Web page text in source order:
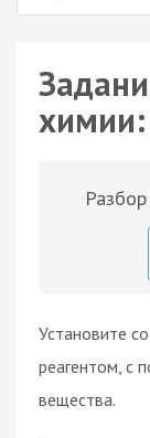
химии:
Установите
реагентом, с
вещества.